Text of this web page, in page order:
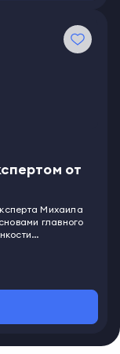
от
Михаила
главного
так и
общаться в
тест с